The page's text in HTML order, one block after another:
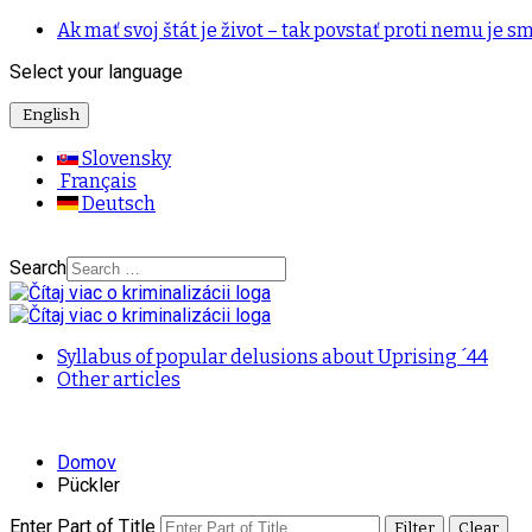
Ak mať svoj štát je život – tak povstať proti nemu je
Select your language
English
Slovensky
Français
Deutsch
Search
Syllabus of popular delusions about Uprising ´44
Other articles
Domov
Pückler
Enter Part of Title